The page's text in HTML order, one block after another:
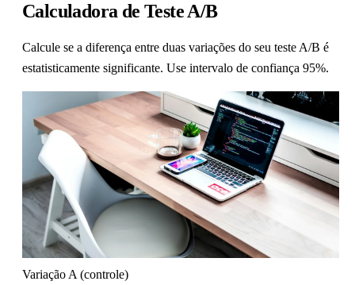
Calculadora de Teste A/B
Calcule se a diferença entre duas variações do seu teste A/B é
estatisticamente significante. Use intervalo de confiança 95%.
Variação A (controle)